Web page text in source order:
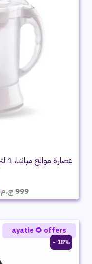
999ج.م
18% -
ayatie 🌻 offers